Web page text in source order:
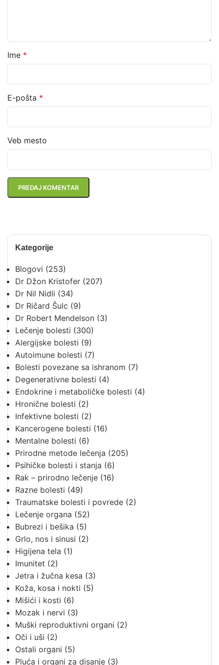
Kategorije
Blogovi (253)
Dr Džon Kristofer (207)
Dr Nil Nidli (34)
Dr Ričard Šulc (9)
Dr Robert Mendelson (3)
Lečenje bolesti (300)
Alergijske bolesti (9)
Autoimune bolesti (7)
Bolesti povezane sa ishranom (7)
Degenerativne bolesti (4)
Endokrine i metaboličke bolesti (4)
Hronične bolesti (2)
Infektivne bolesti (2)
Kancerogene bolesti (16)
Mentalne bolesti (6)
Prirodne metode lečenja (205)
Psihičke bolesti i stanja (6)
Rak – prirodno lečenje (16)
Razne bolesti (49)
Traumatske bolesti i povrede (2)
Lečenje organa (52)
Bubrezi i bešika (5)
Grlo, nos i sinusi (2)
Higijena tela (1)
Imunitet (2)
Jetra i žučna kesa (3)
Koža, kosa i nokti (5)
Mišići i kosti (6)
Mozak i nervi (3)
Muški reproduktivni organi (2)
Oči i uši (2)
Ostali organi (5)
Pluća i organi za disanje (3)
Ime *
E-pošta *
Veb mesto